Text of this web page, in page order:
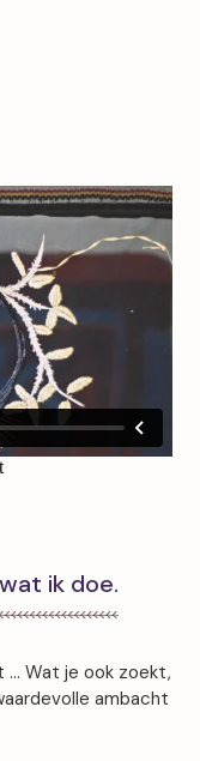
ik doe.
… Wat je ook zoekt,
ambacht